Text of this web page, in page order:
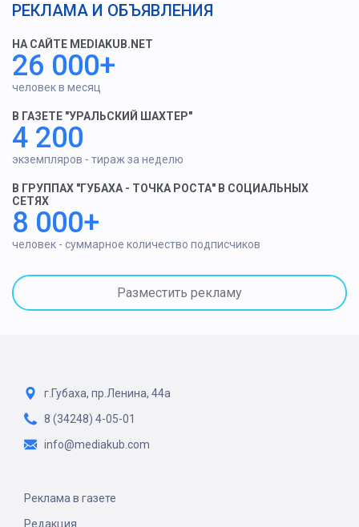
РЕКЛАМА И ОБЪЯВЛЕНИЯ
НА САЙТЕ MEDIAKUB.NET
26 000+
человек в месяц
В ГАЗЕТЕ "УРАЛЬСКИЙ ШАХТЕР"
4 200
экземпляров - тираж за неделю
В ГРУППАХ "ГУБАХА - ТОЧКА РОСТА" В СОЦИАЛЬНЫХ
СЕТЯХ
8 000+
человек - суммарное количество подписчиков
Разместить рекламу
г.Губаха, пр.Ленина, 44а
8 (34248) 4-05-01
info@mediakub.com
Реклама в газете
Редакция